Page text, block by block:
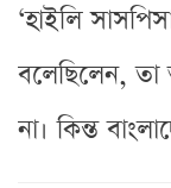
‘হাইলি
বলেছিলেন,
না। কিন্ত